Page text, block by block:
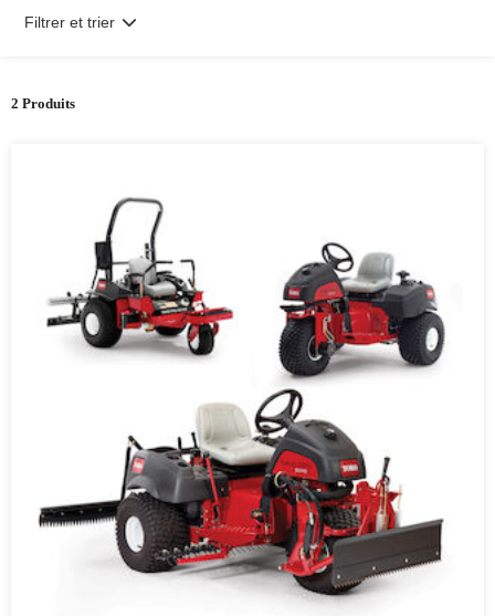
2 Produits
Filtrer et trier